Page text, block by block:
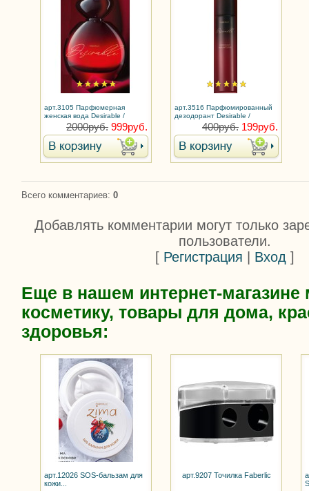
арт.3105 Парфюмерная
женская вода Desirable /
Дезирабль2000руб. 999руб.
арт.3516 Парфюмированный
дезодорант Desirable /
Дезирабль400руб. 199руб.
Всего комментариев: 0
Добавлять комментарии могут только
пользователи.
[ Регистрация Вход ]
Еще в нашем интернет-магазине
косметику, товары для дома,
здоровья:
арт.12026 SOS-бальзам для
кожи...
арт.9207 Точилка Faberlic